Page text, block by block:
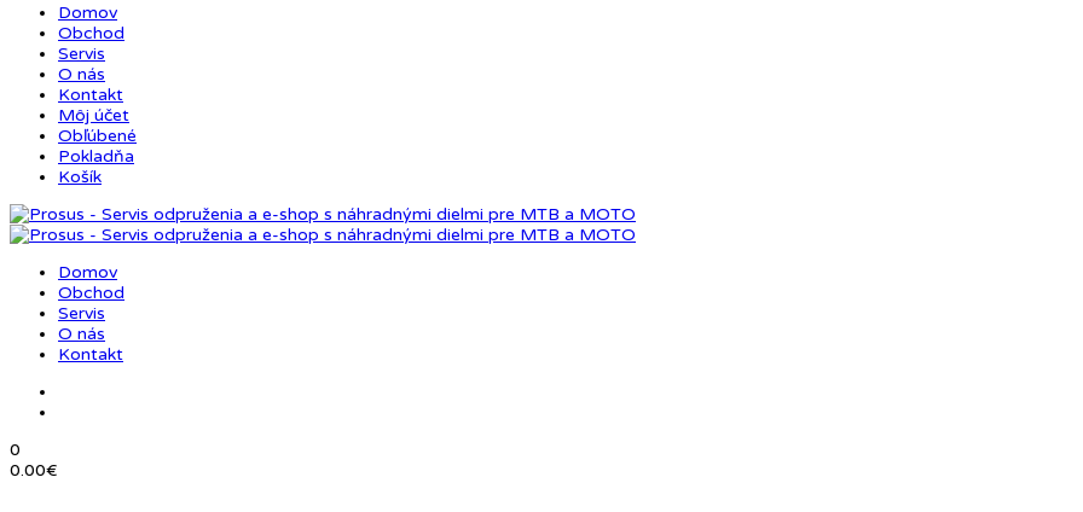
Domov
Obchod
Servis
O nás
Kontakt
Môj účet
Obľúbené
Pokladňa
Košík
Domov
Obchod
Servis
O nás
Kontakt
0
0.00€